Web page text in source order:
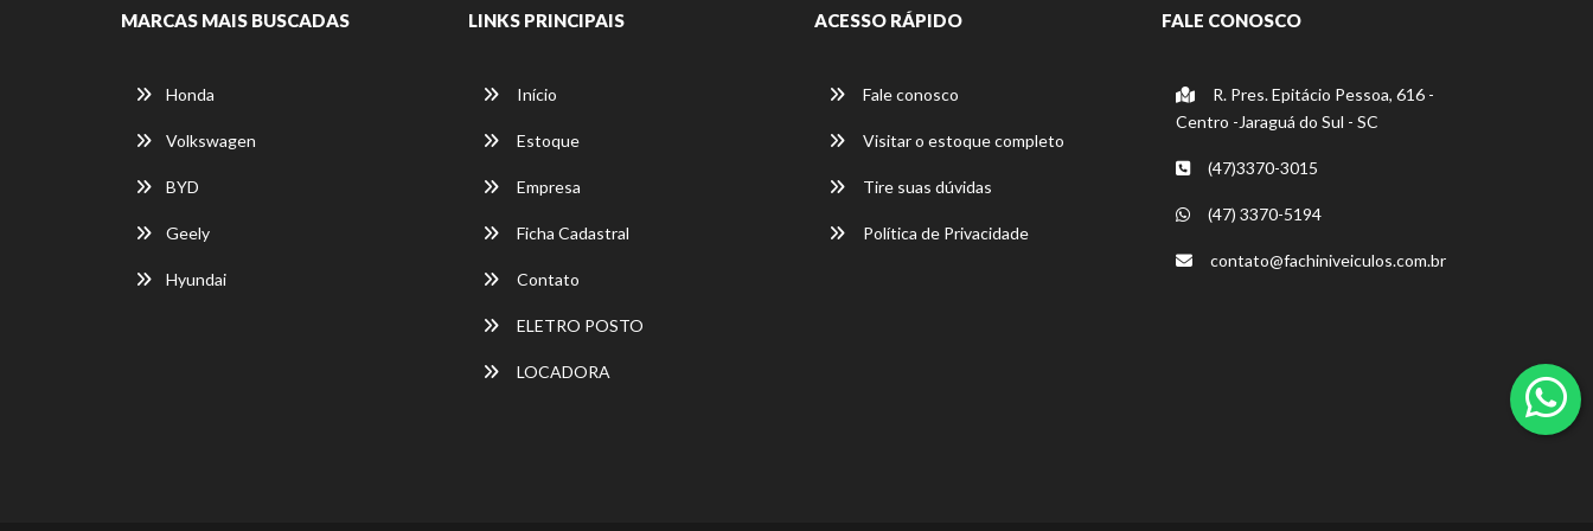
MARCAS MAIS BUSCADAS
Honda
Volkswagen
BYD
Geely
Hyundai
LINKS PRINCIPAIS
Início
Estoque
Empresa
Ficha Cadastral
Contato
ELETRO POSTO
LOCADORA
ACESSO RÁPIDO
Fale conosco
Visitar o estoque completo
Tire suas dúvidas
Política de Privacidade
FALE CONOSCO
R. Pres. Epitácio Pessoa, 616 -
Centro -Jaraguá do Sul - SC
(47)3370-3015
(47) 3370-5194
contato@fachiniveiculos.com.br